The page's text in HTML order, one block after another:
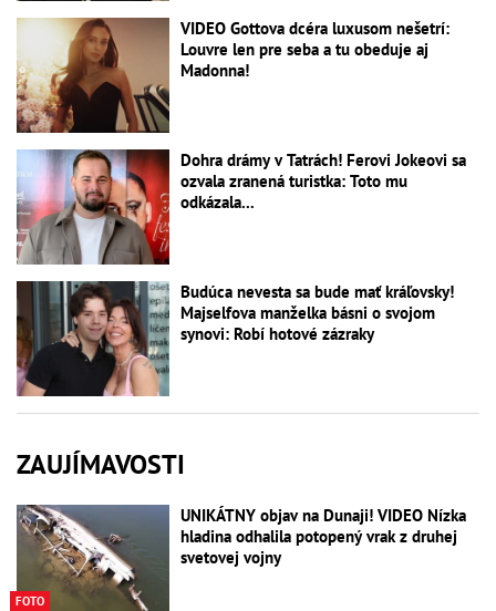
VIDEO Gottova dcéra luxusom nešetrí:
Louvre len pre seba a tu obeduje aj
Madonna!
Dohra drámy v Tatrách! Ferovi Jokeovi sa
ozvala zranená turistka: Toto mu
odkázala...
Budúca nevesta sa bude mať kráľovsky!
Majselfova manželka básni o svojom
synovi: Robí hotové zázraky
ZAUJÍMAVOSTI
FOTO
UNIKÁTNY objav na Dunaji! VIDEO Nízka
hladina odhalila potopený vrak z druhej
svetovej vojny